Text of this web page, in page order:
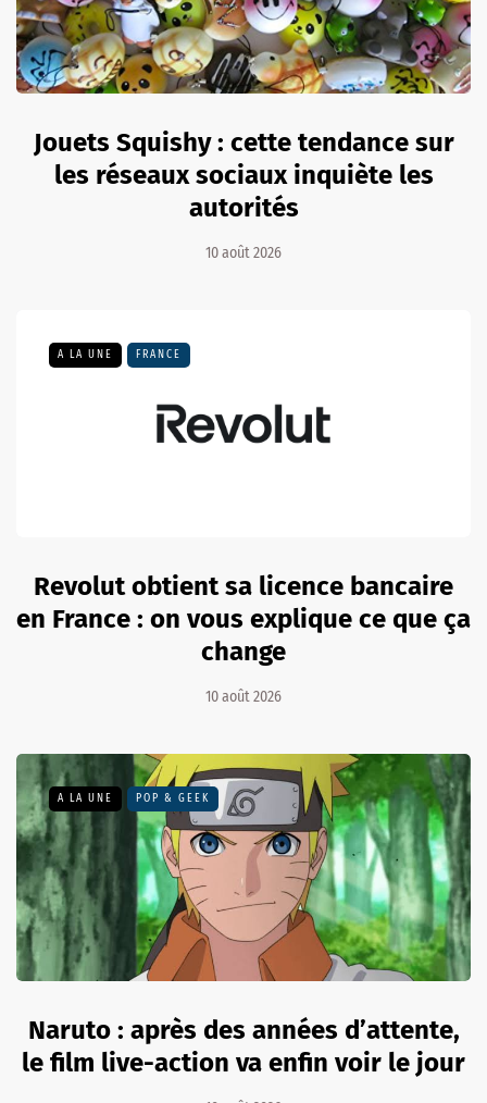
Jouets Squishy : cette tendance sur
les réseaux sociaux inquiète les
autorités
10 août 2026
A LA UNE FRANCE
Revolut obtient sa licence bancaire
en France : on vous explique ce que ça
change
10 août 2026
A LA UNE POP & GEEK
Naruto : après des années d’attente,
le film live-action va enfin voir le jour